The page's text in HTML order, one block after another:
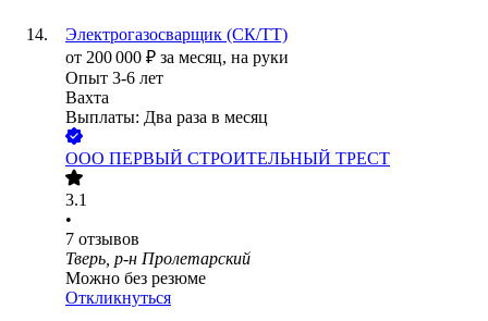
Электрогазосварщик (СК/ТТ)
от 200 000 ₽ за месяц, на руки
Опыт 3-6 лет
Вахта
Выплаты: Два раза в месяц
ООО ПЕРВЫЙ СТРОИТЕЛЬНЫЙ ТРЕСТ
3.1
•
7 отзывов
Тверь, р-н Пролетарский
Можно без резюме
Откликнуться